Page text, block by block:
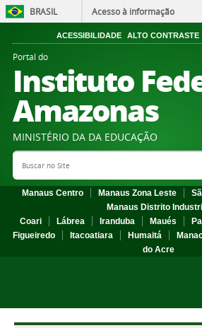
BRASIL Acesso à informação
ACESSIBILIDADE ALTO CONTRASTE
Portal do
Instituto
Amazonas
MINISTÉRIO DA DA EDUCAÇÃO
Search Site
Manaus Centro Manaus Zona Leste
Manaus Distrito
Coari
Lábrea Iranduba Maués
Figueiredo
Itacoatiara Humaitá
do Acre